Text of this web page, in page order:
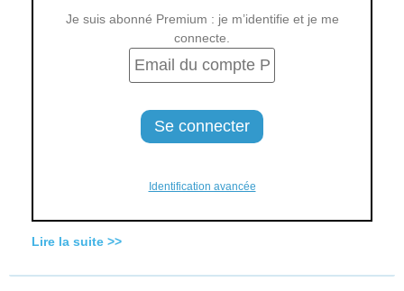
Je suis abonné Premium : je m’identifie et je me
connecte.
Identification avancée
Lire la suite >>